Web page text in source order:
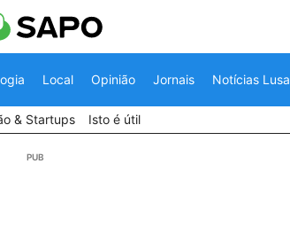
Local Opinião Jornais Notícias Lusa
& Startups Isto é útil